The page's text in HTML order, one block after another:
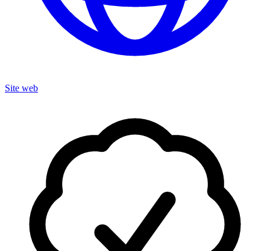
Site web